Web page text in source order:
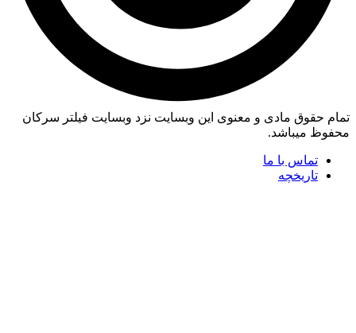
تمام حقوق مادی و معنوی این وبسایت نزد وبسایت فیلتر سرکان
محفوظ میباشد.
تماس با ما
تاریخچه